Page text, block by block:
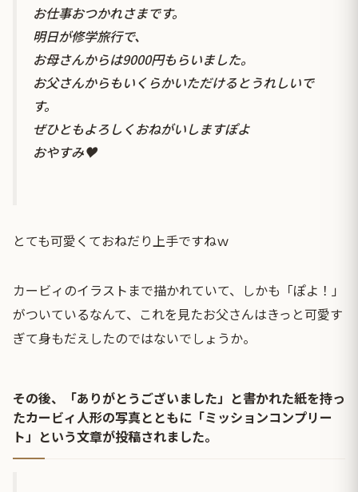
お仕事おつかれさまです。
明日が修学旅行で、
お母さんからは9000円もらいました。
お父さんからもいくらかいただけるとうれしいで
す。
ぜひともよろしくおねがいしますぽよ
おやすみ♥️
とても可愛くておねだり上手ですねｗ
カービィのイラストまで描かれていて、しかも「ぽよ！」
がついているなんて、これを見たお父さんはきっと可愛す
ぎて身もだえしたのではないでしょうか。
その後、「ありがとうございました」と書かれた紙を持っ
たカービィ人形の写真とともに「ミッションコンプリー
ト」という文章が投稿されました。